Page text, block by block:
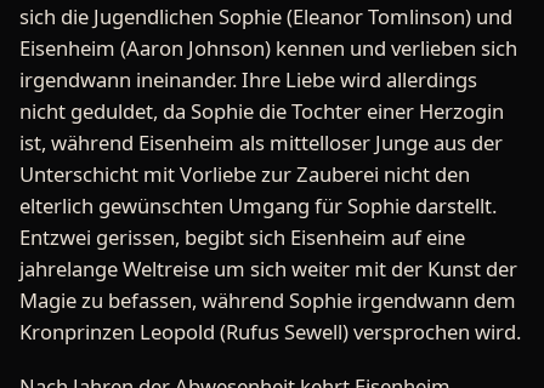
sich die Jugendlichen Sophie (Eleanor Tomlinson) und
Eisenheim (Aaron Johnson) kennen und verlieben sich
irgendwann ineinander. Ihre Liebe wird allerdings
nicht geduldet, da Sophie die Tochter einer Herzogin
ist, während Eisenheim als mittelloser Junge aus der
Unterschicht mit Vorliebe zur Zauberei nicht den
elterlich gewünschten Umgang für Sophie darstellt.
Entzwei gerissen, begibt sich Eisenheim auf eine
jahrelange Weltreise um sich weiter mit der Kunst der
Magie zu befassen, während Sophie irgendwann dem
Kronprinzen Leopold (Rufus Sewell) versprochen wird.